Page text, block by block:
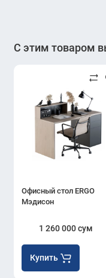
С этим товаром
Офисный стол ERGO
Мэдисон
1 260 000 сум
Купить